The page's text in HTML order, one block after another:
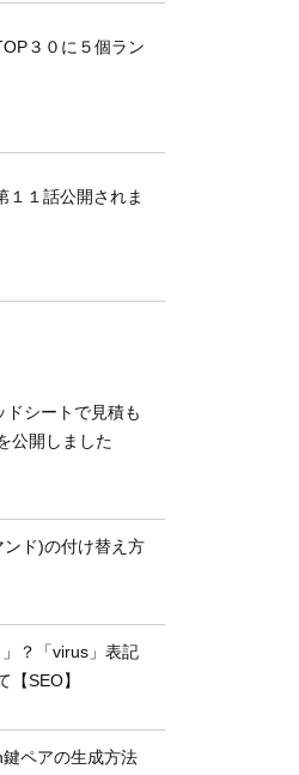
３０に５個ラン
１１話公開されま
ドシートで見積も
公開しました
ド)の付け替え方
」？「virus」表記
SEO】
鍵ペアの生成方法